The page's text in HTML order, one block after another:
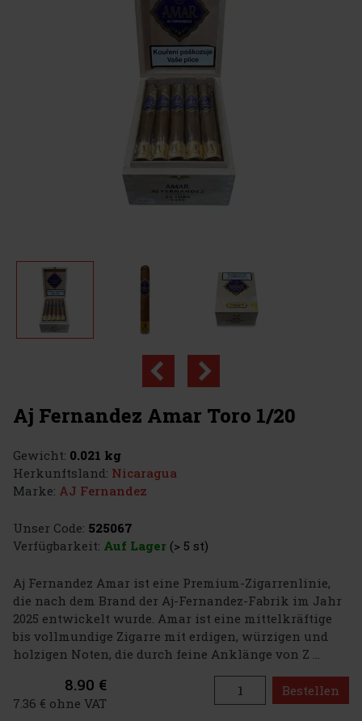
Aj Fernandez Amar Toro 1/20
Gewicht: 0.021 kg
Herkunftsland: Nicaragua
Marke: AJ Fernandez
Unser Code: 525067
Verfügbarkeit: Auf Lager (> 5 st)
Aj Fernandez Amar ist eine Premium-Zigarrenlinie,
die nach dem Brand der Aj-Fernandez-Fabrik im Jahr
2025 entwickelt wurde. Amar ist eine mittelkräftige
bis vollmundige Zigarre mit erdigen, würzigen und
holzigen Noten, die durch feine Anklänge von Z ...
8.90 €
7.36 € ohne VAT
Bestellen